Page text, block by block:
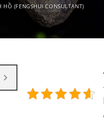
HỒ (FENGSHUI CONSULTANT)